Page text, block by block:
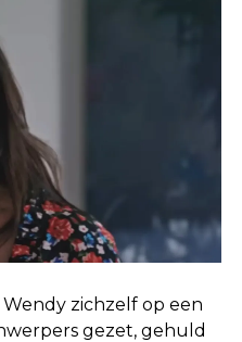
zichzelf op een
gezet, gehuld